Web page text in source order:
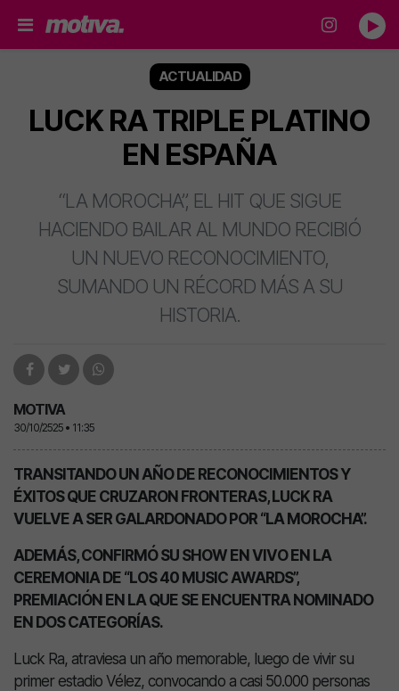
ACTUALIDAD
LUCK RA TRIPLE PLATINO
EN ESPAÑA
“LA MOROCHA”, EL HIT QUE SIGUE
HACIENDO BAILAR AL MUNDO RECIBIÓ
UN NUEVO RECONOCIMIENTO,
SUMANDO UN RÉCORD MÁS A SU
HISTORIA.
MOTIVA
30/10/2525 • 11:35
TRANSITANDO UN AÑO DE RECONOCIMIENTOS Y
ÉXITOS QUE CRUZARON FRONTERAS, LUCK RA
VUELVE A SER GALARDONADO POR “LA MOROCHA”.
ADEMÁS, CONFIRMÓ SU SHOW EN VIVO EN LA
CEREMONIA DE “LOS 40 MUSIC AWARDS”,
PREMIACIÓN EN LA QUE SE ENCUENTRA NOMINADO
EN DOS CATEGORÍAS.
Luck Ra, atraviesa un año memorable, luego de vivir su
primer estadio Vélez, convocando a casi 50.000 personas